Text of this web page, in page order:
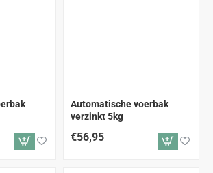
Automatische voerbak
verzinkt 5kg
€56,95